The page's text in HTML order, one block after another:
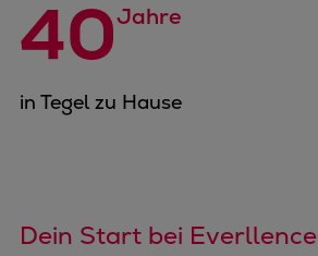
40Jahre
in Tegel zu Hause
Dein Start bei Everllence